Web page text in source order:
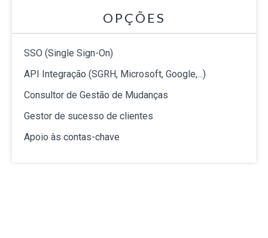
OPÇÕES
SSO (Single Sign-On)
API Integração (SGRH, Microsoft, Google,...)
Consultor de Gestão de Mudanças
Gestor de sucesso de clientes
Apoio às contas-chave